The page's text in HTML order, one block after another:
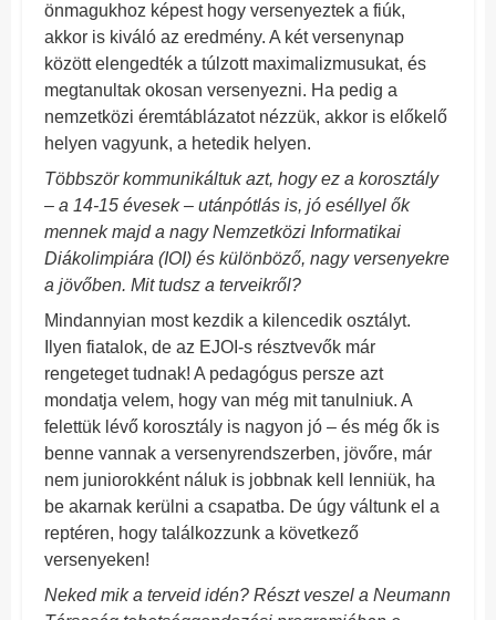
önmagukhoz képest hogy versenyeztek a fiúk,
akkor is kiváló az eredmény. A két versenynap
között elengedték a túlzott maximalizmusukat, és
megtanultak okosan versenyezni. Ha pedig a
nemzetközi éremtáblázatot nézzük, akkor is előkelő
helyen vagyunk, a hetedik helyen.
Többször kommunikáltuk azt, hogy ez a korosztály
– a 14-15 évesek – utánpótlás is, jó eséllyel ők
mennek majd a nagy Nemzetközi Informatikai
Diákolimpiára (IOI) és különböző, nagy versenyekre
a jövőben. Mit tudsz a terveikről?
Mindannyian most kezdik a kilencedik osztályt.
Ilyen fiatalok, de az EJOI-s résztvevők már
rengeteget tudnak! A pedagógus persze azt
mondatja velem, hogy van még mit tanulniuk. A
felettük lévő korosztály is nagyon jó – és még ők is
benne vannak a versenyrendszerben, jövőre, már
nem juniorokként náluk is jobbnak kell lenniük, ha
be akarnak kerülni a csapatba. De úgy váltunk el a
reptéren, hogy találkozzunk a következő
versenyeken!
Neked mik a terveid idén? Részt veszel a Neumann